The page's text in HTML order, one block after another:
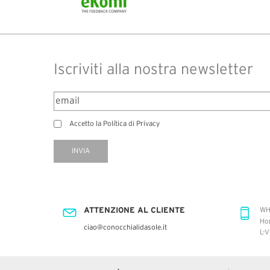
Iscriviti alla nostra newsletter
Accetto la Política di Privacy
INVIA
ATTENZIONE AL CLIENTE
ciao@conocchialidasole.it
L-